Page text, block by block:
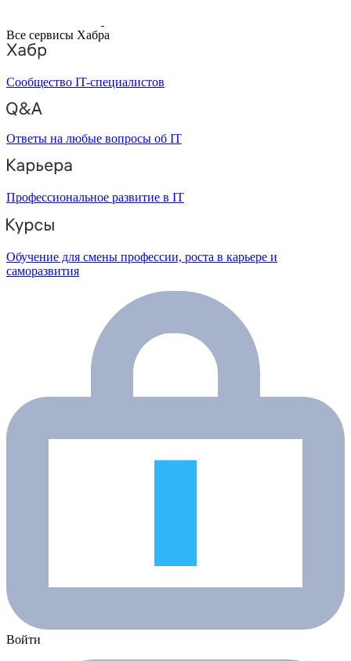
Все сервисы Хабра
Сообщество IT-специалистов
Ответы на любые вопросы об IT
Профессиональное развитие в IT
Обучение для смены профессии, роста в карьере и
саморазвития
Войти